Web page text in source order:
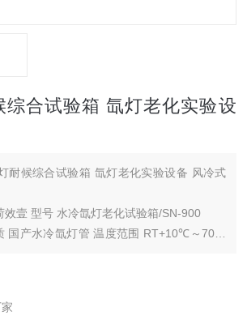
综合试验箱 氙灯老化实验设
耐候综合试验箱 氙灯老化实验设备 风冷式
效壹 型号 水冷氙灯老化试验箱/SN-900
国产水冷氙灯管 温度范围 RT+10℃～70℃
作室尺寸 1050×1050×950（内）（mm）